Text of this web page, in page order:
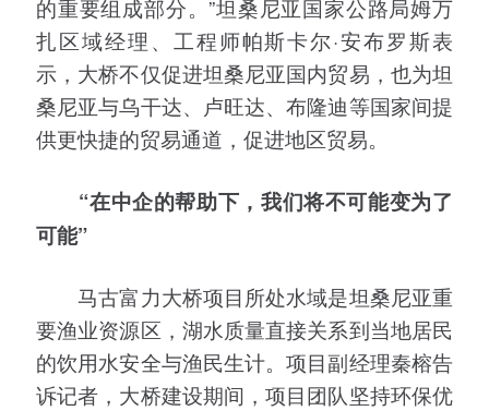
的重要组成部分。”坦桑尼亚国家公路局姆万
扎区域经理、工程师帕斯卡尔·安布罗斯表
示，大桥不仅促进坦桑尼亚国内贸易，也为坦
桑尼亚与乌干达、卢旺达、布隆迪等国家间提
供更快捷的贸易通道，促进地区贸易。
“在中企的帮助下，我们将不可能变为了
可能”
马古富力大桥项目所处水域是坦桑尼亚重
要渔业资源区，湖水质量直接关系到当地居民
的饮用水安全与渔民生计。项目副经理秦榕告
诉记者，大桥建设期间，项目团队坚持环保优